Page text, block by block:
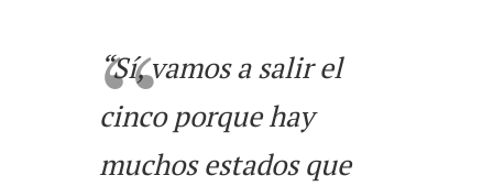
“Sí, vamos a salir el
cinco porque hay
muchos estados que